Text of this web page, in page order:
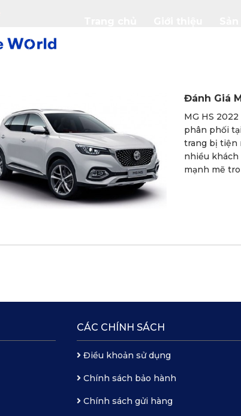
Đánh Giá
MG HS
phân phối
trang bị tiện
nhiều khách
mạnh mẽ
CÁC CHÍNH SÁCH
Điều khoản sử dụng
Chính sách bảo hành
Chính sách gửi hàng